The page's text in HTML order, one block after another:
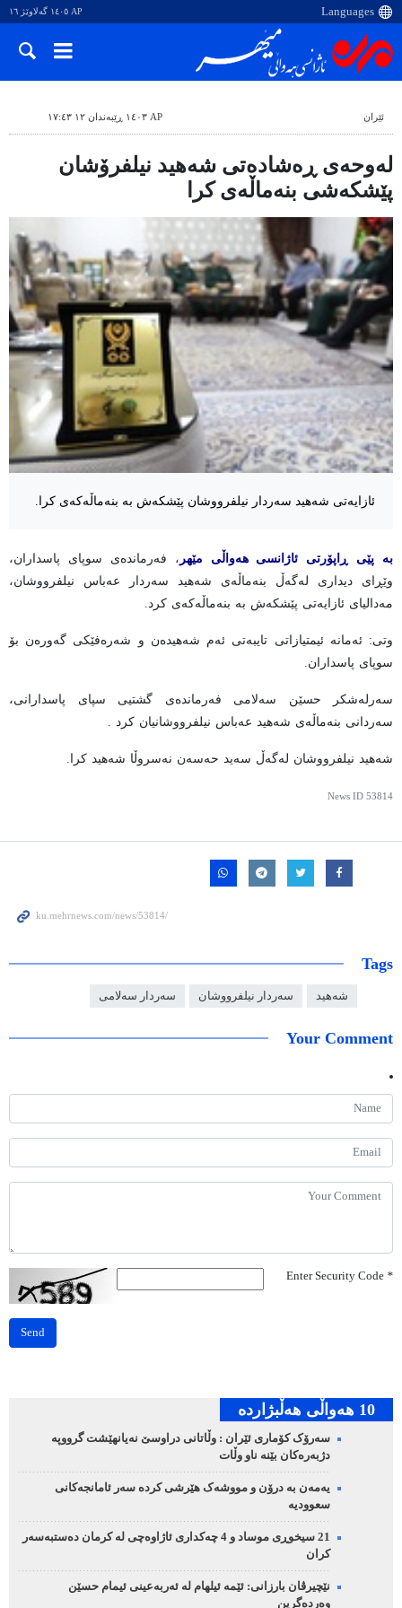
AP ١٤٠٥ گەلاوێژ ١٦
ئێران AP ١٤٠٣ ڕێبەندان ١٢ ١٧:٤٣
لەوحەی ڕەشادەتی شەهید نیلفرۆشان
پێشکەشی بنەماڵەی کرا
ئازایەتی شەهید سەردار نیلفرووشان پێشکەش بە بنەماڵەکەی کرا.
بە پێی ڕاپۆرتی ئاژانسی هەواڵی مێهر ، فەرماندەی سوپای پاسداران،
وێڕای دیداری لەگەڵ بنەماڵەی شەهید سەردار عەباس نیلفرووشان،
مەدالیای ئازایەتی پێشکەش بە بنەماڵەکەی کرد.
وتی: ئەمانە ئیمتیازاتی تایبەتی ئەم شەهیدەن و شەرەفێکی گەورەن بۆ
سوپای پاسداران.
سەرلەشکر حسێن سەلامی فەرماندەی گشتیی سپای پاسدارانی،
سەردانی بنەماڵەی شەهید عەباس نیلفرووشانیان کرد .
شەهید نیلفرووشان لەگەڵ سەید حەسەن نەسروڵا شەهید کرا.
News ID 53814
Tags
شەهید سەردار نیلفرووشان سەردار سەلامی
Your Comment
*
Send
10 هه‌واڵی هه‌ڵبژارده‌
سەرۆک کۆماری ئێران : وڵاتانی دراوسێ نەیانهێشت گرووپە
دژبەرەکان بێنە ناو وڵات
یەمەن بە درۆن و مووشەک هێرشی کردە سەر ئامانجەکانی
سعوودیە
21 سیخوڕی موساد و 4 چەکداری ئاژاوەچی لە کرمان دەستبەسەر
کران
نێچیرڤان بارزانی: ئێمە ئیلهام لە ئەربەعینی ئیمام حسێن
وەردەگرین